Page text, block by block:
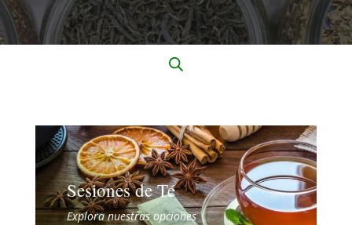
Sesiones de Té
Explora nuestras opciones